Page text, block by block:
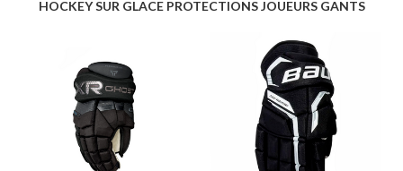
HOCKEY SUR GLACE PROTECTIONS JOUEURS GANTS